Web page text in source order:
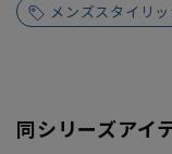
メンズスタイリ
同シリーズアイ